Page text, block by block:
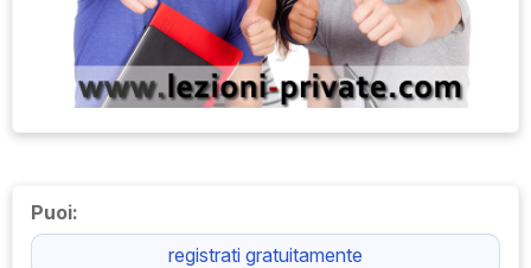
Puoi:
registrati gratuitamente